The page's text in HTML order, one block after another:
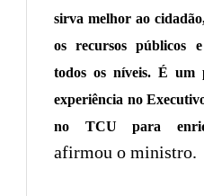
sirva melhor ao
os recursos públicos
todos os níveis. É um
experiência no
no TCU para
afirmou o ministro.